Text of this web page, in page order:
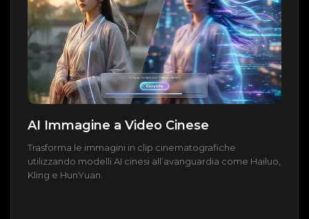
AI Immagine a Video Cinese
Trasforma le immagini in clip cinematografiche
utilizzando modelli AI cinesi all’avanguardia come Hailuo,
Kling e HunYuan.